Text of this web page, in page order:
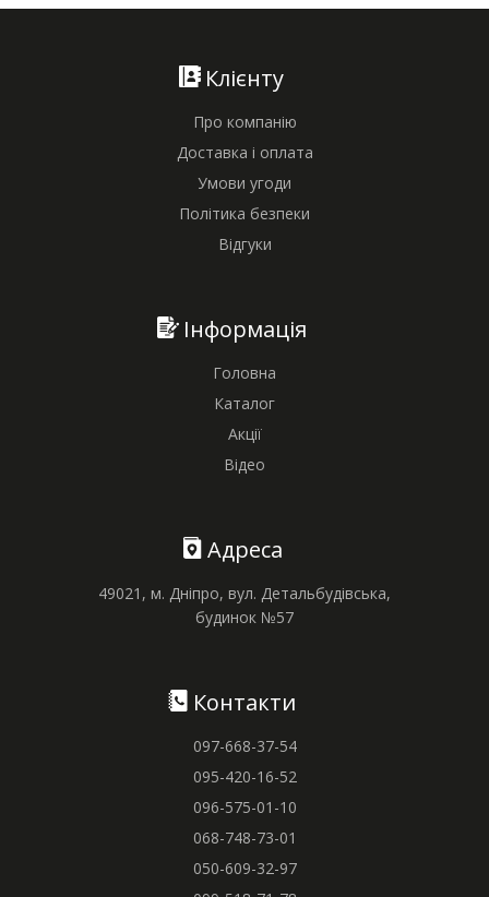
Клієнту
Про компанію
Доставка і оплата
Умови угоди
Політика безпеки
Відгуки
Інформація
Головна
Каталог
Акції
Відео
Адреса
49021, м. Дніпро, вул. Детальбудівська,
будинок №57
Контакти
097-668-37-54
095-420-16-52
096-575-01-10
068-748-73-01
050-609-32-97